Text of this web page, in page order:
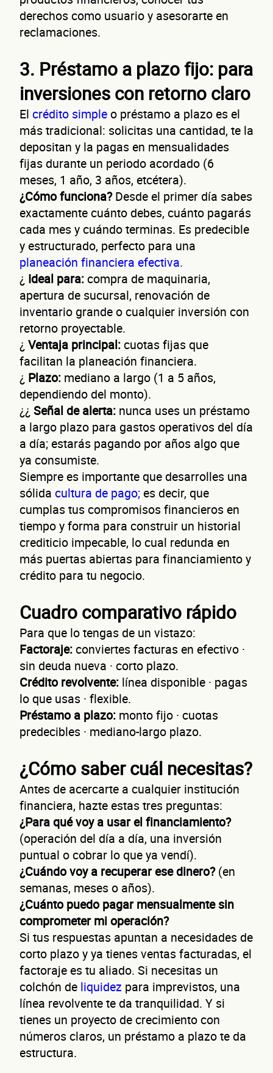
derechos como usuario y asesorarte en
reclamaciones.
3. Préstamo a plazo fijo: para
inversiones con retorno claro
El crédito simpleo préstamo a plazo es el
más tradicional: solicitas una cantidad, te la
depositan y la pagas en mensualidades
fijas durante un periodo acordado (6
meses, 1 año, 3 años, etcétera).
¿Cómo funciona?Desde el primer día sabes
exactamente cuánto debes, cuánto pagarás
cada mes y cuándo terminas. Es predecible
y estructurado, perfecto para una
planeación financiera efectiva.
¿ Ideal para:compra de maquinaria,
apertura de sucursal, renovación de
inventario grande o cualquier inversión con
retorno proyectable.
¿ Ventaja principal:cuotas fijas que
facilitan la planeación financiera.
¿ Plazo: mediano a largo (1 a 5 años,
dependiendo del monto).
¿¿ Señal de alerta: nunca uses un préstamo
a largo plazo para gastos operativos del día
a día; estarás pagando por años algo que
ya consumiste.
Siempre es importante que desarrolles una
sólida cultura de pago;es decir, que
cumplas tus compromisos financieros en
tiempo y forma para construir un historial
crediticio impecable, lo cual redunda en
más puertas abiertas para financiamiento y
crédito para tu negocio.
Cuadro comparativo rápido
Para que lo tengas de un vistazo:
Factoraje:conviertes facturas en efectivo ·
sin deuda nueva · corto plazo.
Crédito revolvente: línea disponible · pagas
lo que usas · flexible.
Préstamo a plazo: monto fijo · cuotas
predecibles · mediano-largo plazo.
¿Cómo saber cuál necesitas?
Antes de acercarte a cualquier institución
financiera, hazte estas tres preguntas:
¿Para qué voy a usar el financiamiento?
(operación del día a día, una inversión
puntual o cobrar lo que ya vendí).
¿Cuándo voy a recuperar ese dinero?(en
semanas, meses o años).
¿Cuánto puedo pagar mensualmente sin
comprometer mi operación?
Si tus respuestas apuntan a necesidades de
corto plazo y ya tienes ventas facturadas, el
factoraje es tu aliado. Si necesitas un
colchón de liquidez para imprevistos, una
línea revolvente te da tranquilidad. Y si
tienes un proyecto de crecimiento con
números claros, un préstamo a plazo te da
estructura.
Autorización inmediata 100% autoservicio Sin costo por
Solicita aquí tu
Esta es una conversación de 2 minutos, no un trámite
de
¿Cuánto factura tu negocio al año?
Esto nos ayuda a ofrecerte la línea de crédito correcta para tu negocio.
No te preocupes, evaluamos cada caso de forma integral.